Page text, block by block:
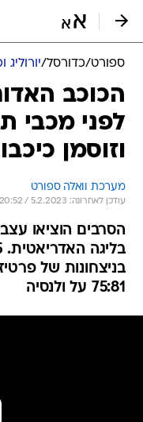
ספורט/כדורסל/יורוליג
הכוכב
לפני מכבי
וזוסמן כיכבו
מערכת וואלה ספורט
עודכן לאחרונה: 5.2.2023 / 20:52
בניצחונות של
75:81 על ולנסיה